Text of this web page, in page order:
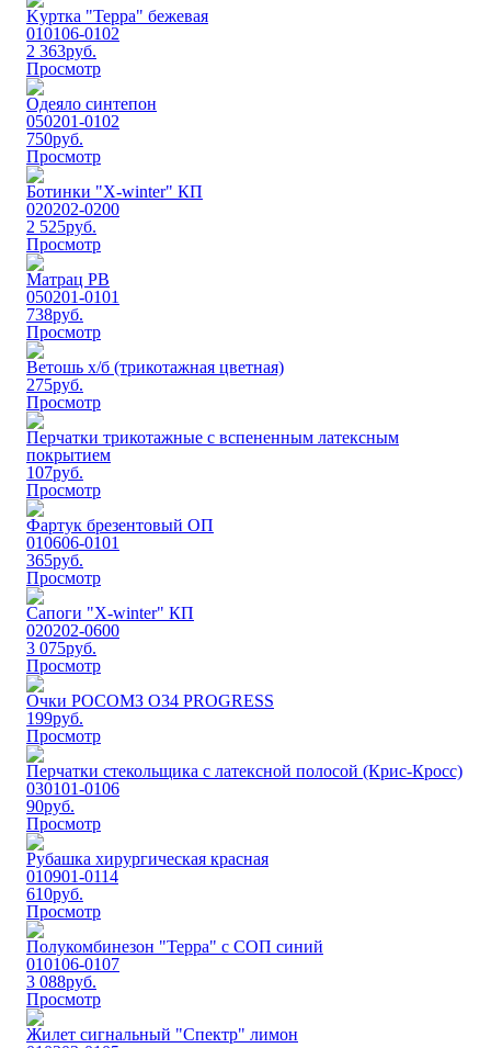
Kуртка "Терра" бежевая
010106-0102
2 363руб.
Просмотр
Одеяло синтепон
050201-0102
750руб.
Просмотр
Ботинки "Х-winter" КП
020202-0200
2 525руб.
Просмотр
Матрац РВ
050201-0101
738руб.
Просмотр
Ветошь х/б (трикотажная цветная)
275руб.
Просмотр
Перчатки трикотажные с вспененным латексным
покрытием
107руб.
Просмотр
Фартук брезентовый ОП
010606-0101
365руб.
Просмотр
Сапоги "Х-winter" КП
020202-0600
3 075руб.
Просмотр
Очки РОСОМЗ О34 PROGRESS
199руб.
Просмотр
Перчатки стекольщика с латексной полосой (Крис-Кросс)
030101-0106
90руб.
Просмотр
Рубашка хирургическая красная
010901-0114
610руб.
Просмотр
Полукомбинезон "Терра" с СОП синий
010106-0107
3 088руб.
Просмотр
Жилет сигнальный "Спектр" лимон